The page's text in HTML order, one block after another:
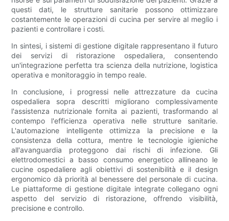
questi dati, le strutture sanitarie possono ottimizzare
costantemente le operazioni di cucina per servire al meglio i
pazienti e controllare i costi.
In sintesi, i sistemi di gestione digitale rappresentano il futuro
dei servizi di ristorazione ospedaliera, consentendo
un'integrazione perfetta tra scienza della nutrizione, logistica
operativa e monitoraggio in tempo reale.
In conclusione, i progressi nelle attrezzature da cucina
ospedaliera sopra descritti migliorano complessivamente
l'assistenza nutrizionale fornita ai pazienti, trasformando al
contempo l'efficienza operativa nelle strutture sanitarie.
L'automazione intelligente ottimizza la precisione e la
consistenza della cottura, mentre le tecnologie igieniche
all'avanguardia proteggono dai rischi di infezione. Gli
elettrodomestici a basso consumo energetico allineano le
cucine ospedaliere agli obiettivi di sostenibilità e il design
ergonomico dà priorità al benessere del personale di cucina.
Le piattaforme di gestione digitale integrate collegano ogni
aspetto del servizio di ristorazione, offrendo visibilità,
precisione e controllo.